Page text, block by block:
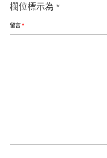
欄位標示為 *
留言 *